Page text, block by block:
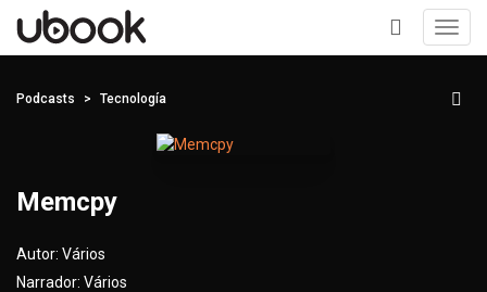
+
Podcasts Tecnología
Memcpy
Autor: Vários
Narrador: Vários